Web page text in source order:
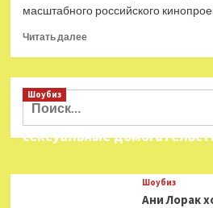
масштабного российского
Читать далееПрочитать
Об
русской
колонии
Африке
Найти:
Шоубиз
Звезда «Игры в кальмара»
сексуальные
Шоубиз
Ани Лорак